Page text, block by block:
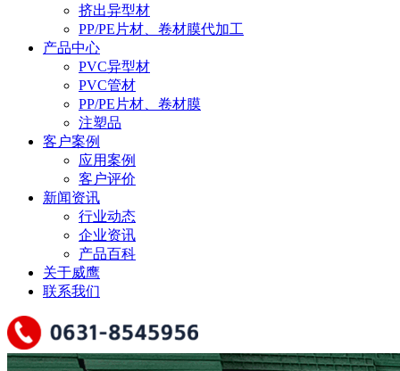
挤出异型材
PP/PE片材、卷材膜代加工
产品中心
PVC异型材
PVC管材
PP/PE片材、卷材膜
注塑品
客户案例
应用案例
客户评价
新闻资讯
行业动态
企业资讯
产品百科
关于威鹰
联系我们